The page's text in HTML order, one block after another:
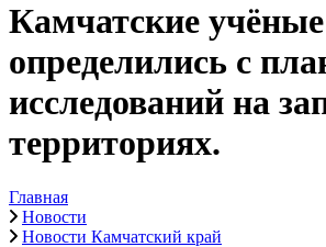
Камчатские учёные
определились с
исследований на
территориях.
Главная
Новости
Новости Камчатский край